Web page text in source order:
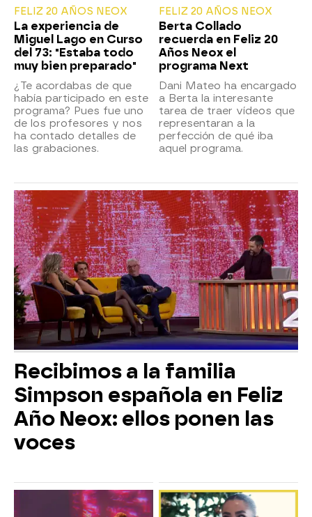
FELIZ 20 AÑOS NEOX
La experiencia de
Miguel Lago en Curso
del 73: "Estaba todo
muy bien preparado"
¿Te acordabas de que
había participado en este
programa? Pues fue uno
de los profesores y nos
ha contado detalles de
las grabaciones.
FELIZ 20 AÑOS NEOX
Berta Collado
recuerda en Feliz 20
Años Neox el
programa Next
Dani Mateo ha encargado
a Berta la interesante
tarea de traer vídeos que
representaran a la
perfección de qué iba
aquel programa.
Recibimos a la familia
Simpson española en Feliz
Año Neox: ellos ponen las
voces